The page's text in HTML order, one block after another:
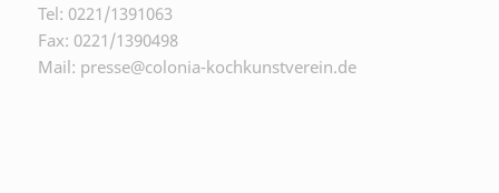
Tel: 0221/1391063
Fax: 0221/1390498
Mail: presse@colonia-kochkunstverein.de